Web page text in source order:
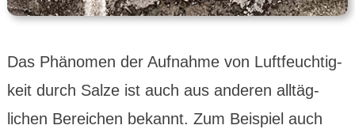
Das Phänomen der Aufnahme von Luft­feuch­tig­
keit durch Salze ist auch aus anderen all­täg­
lichen Bereichen bekannt. Zum Beispiel auch